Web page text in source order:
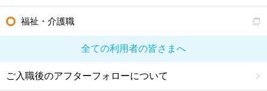
福祉・介護職
全ての利用者の皆さまへ
ご入職後のアフターフォローについて